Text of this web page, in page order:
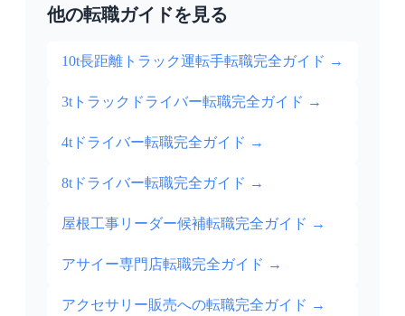
他の転職ガイドを見る
10t長距離トラック運転手転職完全ガイド →
3tトラックドライバー転職完全ガイド →
4tドライバー転職完全ガイド →
8tドライバー転職完全ガイド →
屋根工事リーダー候補転職完全ガイド →
アサイー専門店転職完全ガイド →
アクセサリー販売への転職完全ガイド →